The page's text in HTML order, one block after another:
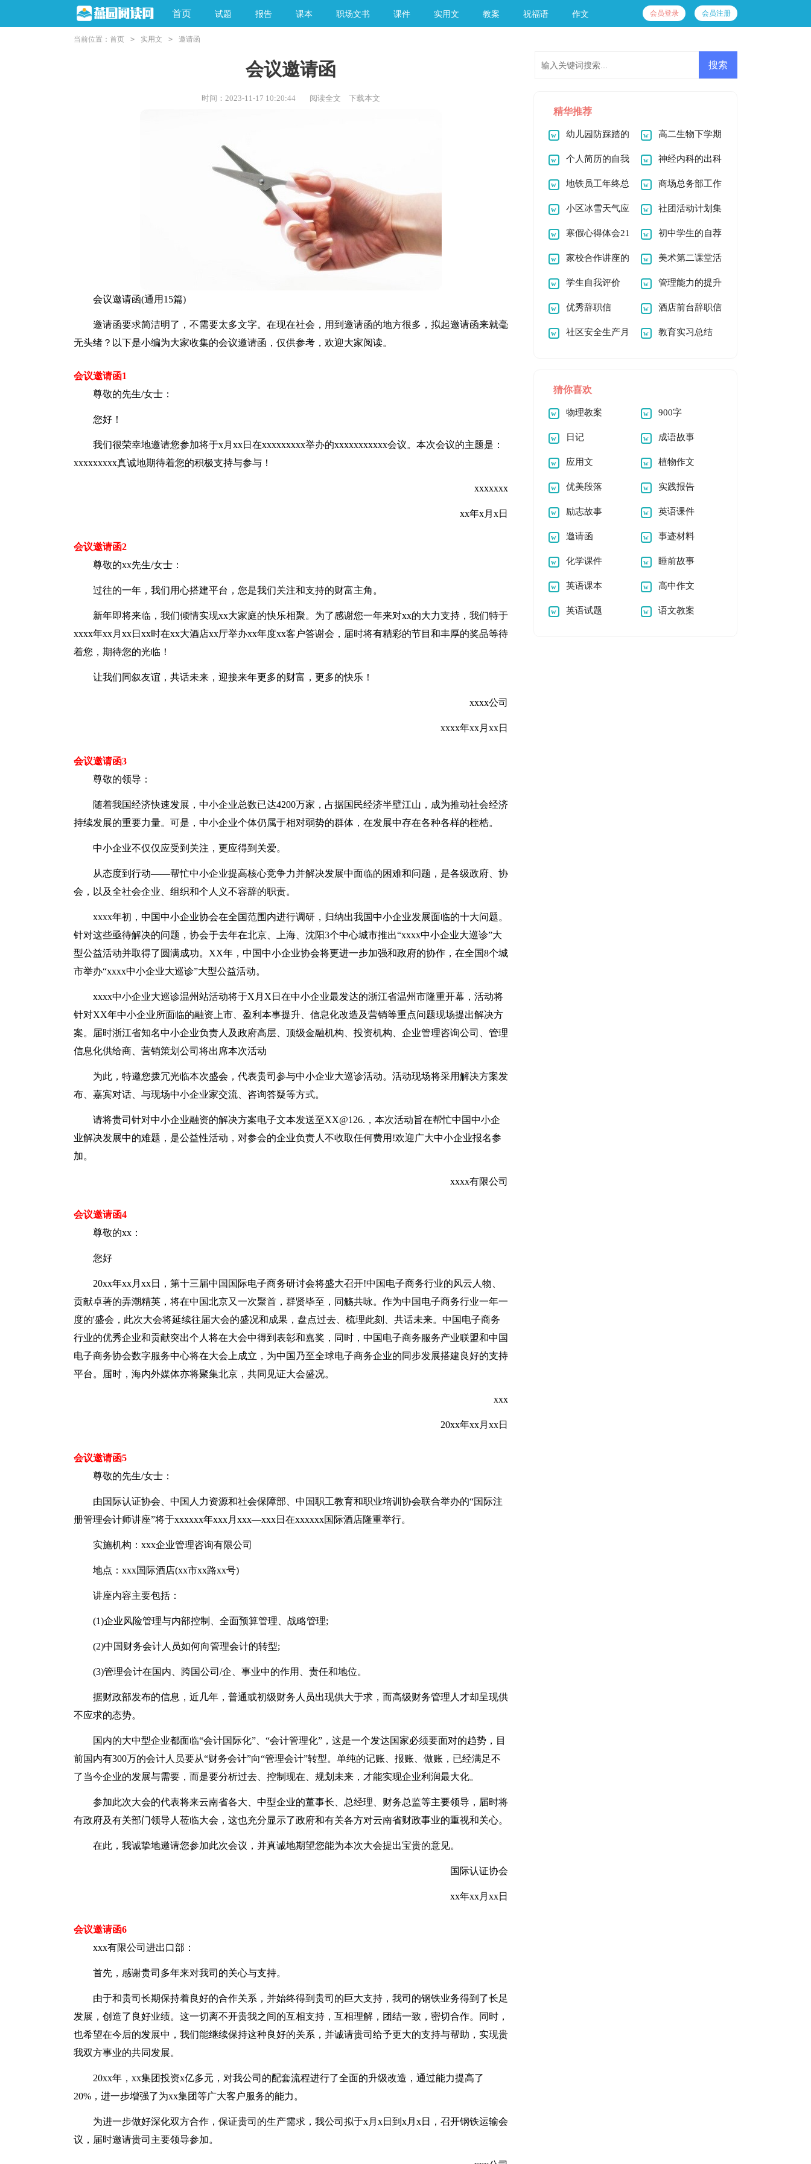
首页 试题 报告 课本 职场文书 课件 实用文 教案 祝福语 作文 会员登录 会员注册
当前位置： 首页 > 实用文 > 邀请函
会议邀请函
时间：2023-11-17 10:20:44 阅读全文 下载本文
会议邀请函(通用15篇)
邀请函要求简洁明了，不需要太多文字。在现在社会，用到邀请函的地方很多，拟起邀请函来就毫
无头绪？以下是小编为大家收集的会议邀请函，仅供参考，欢迎大家阅读。
会议邀请函1
尊敬的先生/女士：
您好！
我们很荣幸地邀请您参加将于x月xx日在xxxxxxxxx举办的xxxxxxxxxxx会议。本次会议的主题是：
xxxxxxxxx真诚地期待着您的积极支持与参与！
xxxxxxx
xx年x月x日
会议邀请函2
尊敬的xx先生/女士：
过往的一年，我们用心搭建平台，您是我们关注和支持的财富主角。
新年即将来临，我们倾情实现xx大家庭的快乐相聚。为了感谢您一年来对xx的大力支持，我们特于
xxxx年xx月xx日xx时在xx大酒店xx厅举办xx年度xx客户答谢会，届时将有精彩的节目和丰厚的奖品等待
着您，期待您的光临！
让我们同叙友谊，共话未来，迎接来年更多的财富，更多的快乐！
xxxx公司
xxxx年xx月xx日
会议邀请函3
尊敬的领导：
随着我国经济快速发展，中小企业总数已达4200万家，占据国民经济半壁江山，成为推动社会经济
持续发展的重要力量。可是，中小企业个体仍属于相对弱势的群体，在发展中存在各种各样的桎梏。
中小企业不仅仅应受到关注，更应得到关爱。
从态度到行动——帮忙中小企业提高核心竞争力并解决发展中面临的困难和问题，是各级政府、协
会，以及全社会企业、组织和个人义不容辞的职责。
xxxx年初，中国中小企业协会在全国范围内进行调研，归纳出我国中小企业发展面临的十大问题。
针对这些亟待解决的问题，协会于去年在北京、上海、沈阳3个中心城市推出“xxxx中小企业大巡诊”大
型公益活动并取得了圆满成功。XX年，中国中小企业协会将更进一步加强和政府的协作，在全国8个城
市举办“xxxx中小企业大巡诊”大型公益活动。
xxxx中小企业大巡诊温州站活动将于X月X日在中小企业最发达的浙江省温州市隆重开幕，活动将
针对XX年中小企业所面临的融资上市、盈利本事提升、信息化改造及营销等重点问题现场提出解决方
案。届时浙江省知名中小企业负责人及政府高层、顶级金融机构、投资机构、企业管理咨询公司、管理
信息化供给商、营销策划公司将出席本次活动
为此，特邀您拨冗光临本次盛会，代表贵司参与中小企业大巡诊活动。活动现场将采用解决方案发
布、嘉宾对话、与现场中小企业家交流、咨询答疑等方式。
请将贵司针对中小企业融资的解决方案电子文本发送至XX@126.，本次活动旨在帮忙中国中小企
业解决发展中的难题，是公益性活动，对参会的企业负责人不收取任何费用!欢迎广大中小企业报名参
加。
xxxx有限公司
会议邀请函4
尊敬的xx：
您好
20xx年xx月xx日，第十三届中国国际电子商务研讨会将盛大召开!中国电子商务行业的风云人物、
贡献卓著的弄潮精英，将在中国北京又一次聚首，群贤毕至，同觞共咏。作为中国电子商务行业一年一
度的'盛会，此次大会将延续往届大会的盛况和成果，盘点过去、梳理此刻、共话未来。中国电子商务
行业的优秀企业和贡献突出个人将在大会中得到表彰和嘉奖，同时，中国电子商务服务产业联盟和中国
电子商务协会数字服务中心将在大会上成立，为中国乃至全球电子商务企业的同步发展搭建良好的支持
平台。届时，海内外媒体亦将聚集北京，共同见证大会盛况。
xxx
20xx年xx月xx日
会议邀请函5
尊敬的先生/女士：
由国际认证协会、中国人力资源和社会保障部、中国职工教育和职业培训协会联合举办的“国际注
册管理会计师讲座”将于xxxxxx年xxx月xxx—xxx日在xxxxxx国际酒店隆重举行。
实施机构：xxx企业管理咨询有限公司
地点：xxx国际酒店(xx市xx路xx号)
讲座内容主要包括：
(1)企业风险管理与内部控制、全面预算管理、战略管理;
(2)中国财务会计人员如何向管理会计的转型;
(3)管理会计在国内、跨国公司/企、事业中的作用、责任和地位。
据财政部发布的信息，近几年，普通或初级财务人员出现供大于求，而高级财务管理人才却呈现供
不应求的态势。
国内的大中型企业都面临“会计国际化”、“会计管理化”，这是一个发达国家必须要面对的趋势，目
前国内有300万的会计人员要从“财务会计”向“管理会计”转型。单纯的记账、报账、做账，已经满足不
了当今企业的发展与需要，而是要分析过去、控制现在、规划未来，才能实现企业利润最大化。
参加此次大会的代表将来云南省各大、中型企业的董事长、总经理、财务总监等主要领导，届时将
有政府及有关部门领导人莅临大会，这也充分显示了政府和有关各方对云南省财政事业的重视和关心。
在此，我诚挚地邀请您参加此次会议，并真诚地期望您能为本次大会提出宝贵的意见。
国际认证协会
xx年xx月xx日
会议邀请函6
xxx有限公司进出口部：
首先，感谢贵司多年来对我司的关心与支持。
由于和贵司长期保持着良好的合作关系，并始终得到贵司的巨大支持，我司的钢铁业务得到了长足
发展，创造了良好业绩。这一切离不开贵我之间的互相支持，互相理解，团结一致，密切合作。同时，
也希望在今后的发展中，我们能继续保持这种良好的关系，并诚请贵司给予更大的支持与帮助，实现贵
我双方事业的共同发展。
20xx年，xx集团投资x亿多元，对我公司的配套流程进行了全面的升级改造，通过能力提高了
20%，进一步增强了为xx集团等广大客户服务的能力。
为进一步做好深化双方合作，保证贵司的生产需求，我公司拟于x月x日到x月x日，召开钢铁运输会
议，届时邀请贵司主要领导参加。
精华推荐
幼儿园防踩踏的
应急预案
高二生物下学期
备课组工作总结
个人简历的自我
评价 15篇
神经内科的出科
总结（通用5篇）
地铁员工年终总
结
商场总务部工作
总结（通用12篇）
小区冰雪天气应
急预案（通用15
篇）
社团活动计划集
合15篇
寒假心得体会21
篇
初中学生的自荐
信
家校合作讲座的
心得体会范文（精选
10篇）
美术第二课堂活
动总结
学生自我评价
【精】
管理能力的提升
心得体会
优秀辞职信 酒店前台辞职信
15篇
社区安全生产月 教育实习总结
猜你喜欢
物理教案 900字
日记 成语故事
应用文 植物作文
优美段落 实践报告
励志故事 英语课件
邀请函 事迹材料
化学课件 睡前故事
英语课本 高中作文
英语试题 语文教案